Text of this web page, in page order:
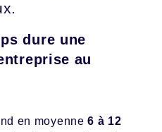
dure une
au
en moyenne6 à 12